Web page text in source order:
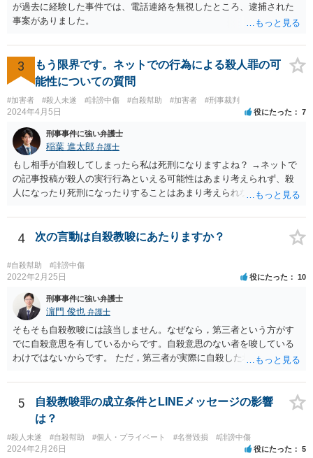
が過去に経験した事件では、電話連絡を無視したところ、逮捕された
事案がありました。
3
もう限界です。ネットでの行為による殺人罪の可
能性についての質問
#加害者 #殺人未遂 #誹謗中傷 #自殺幇助 #加害者 #刑事裁判
2024年4月5日 役にたった 7
刑事事件に強い弁護士
稲葉 進太郎 弁護士
もし相手が自殺してしまったら私は死刑になりますよね？ →ネットで
の記事投稿が殺人の実行行為といえる可能性はあまり考えられず、殺
人になったり死刑になったりすることはあまり考えられないように思
4 次の言動は自殺教唆にあたりますか？
#自殺幇助 #誹謗中傷
2022年2月25日 役にたった 10
刑事事件に強い弁護士
濵門 俊也 弁護士
そもそも自殺教唆には該当しません。なぜなら，第三者という方がす
でに自殺意思を有しているからです。自殺意思のない者を唆している
わけではないからです。 ただ，第三者が実際に自殺した場合，あなた
5
自殺教唆罪の成立条件とLINEメッセージの影響
は？
#殺人未遂 #自殺幇助 #個人・プライベート #名誉毀損 #誹謗中傷
2024年2月26日 役にたった 5